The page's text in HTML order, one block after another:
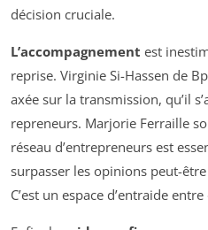
décision cruciale.
L’accompagnement est
reprise. Virginie Si-Hassen de
axée sur la transmission, qu’il
repreneurs. Marjorie Ferraille
réseau d’entrepreneurs est
surpasser les opinions peut-
C’est un espace d’entraide